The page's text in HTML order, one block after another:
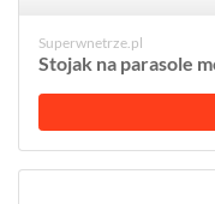
Superwnetrze.pl
Stojak na parasole